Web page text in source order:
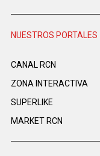
NUESTROS PORTALES
CANAL RCN
ZONA INTERACTIVA
SUPERLIKE
MARKET RCN